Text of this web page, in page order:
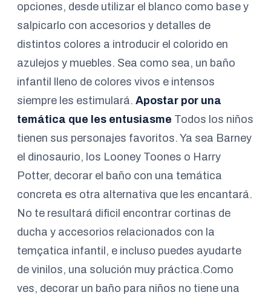
opciones, desde utilizar el blanco como base y
salpicarlo con accesorios y detalles de
distintos colores a introducir el colorido en
azulejos y muebles. Sea como sea, un baño
infantil lleno de colores vivos e intensos
siempre les estimulará. Apostar por una
temática que les entusiasme Todos los niños
tienen sus personajes favoritos. Ya sea Barney
el dinosaurio, los Looney Toones o Harry
Potter, decorar el baño con una temática
concreta es otra alternativa que les encantará.
No te resultará dificil encontrar cortinas de
ducha y accesorios relacionados con la
temçatica infantil, e incluso puedes ayudarte
de vinilos, una solución muy práctica.Como
ves, decorar un baño para niños no tiene una